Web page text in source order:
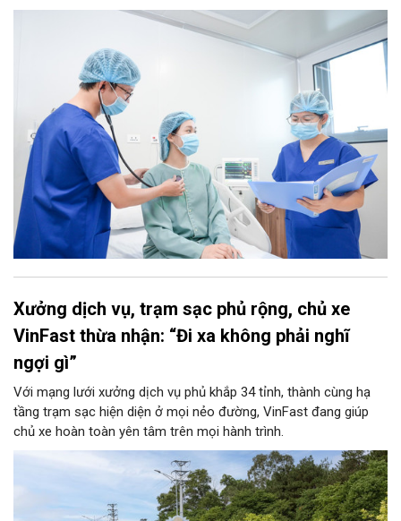
điều trị.
Xưởng dịch vụ, trạm sạc phủ rộng, chủ xe
VinFast thừa nhận: “Đi xa không phải nghĩ
ngợi gì”
Với mạng lưới xưởng dịch vụ phủ khắp 34 tỉnh, thành cùng hạ
tầng trạm sạc hiện diện ở mọi nẻo đường, VinFast đang giúp
chủ xe hoàn toàn yên tâm trên mọi hành trình.